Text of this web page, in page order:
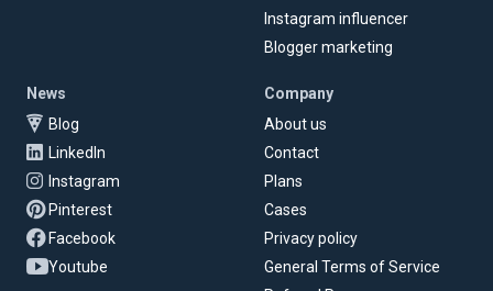
Instagram influencer
Blogger marketing
News
Blog
LinkedIn
Instagram
Pinterest
Facebook
Youtube
Company
About us
Contact
Plans
Cases
Privacy policy
General Terms of Service